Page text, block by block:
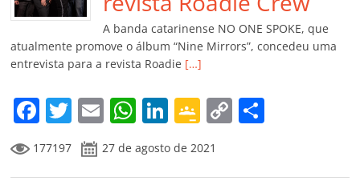
k ss
ro
o
m
ar
A banda catarinense NO ONE SPOKE, que
atualmente promove o álbum “Nine Mirrors”, concedeu uma
entrevista para a revista Roadie […]
F
a
c
T
w
itt
E
m
ai
W
at
Li
n
k
G
o
o
C
177197 27 de agosto de 2021